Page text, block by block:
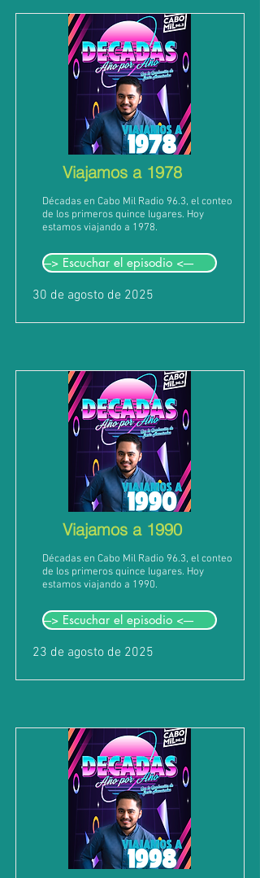
Viajamos a 1978
Décadas en Cabo Mil Radio 96.3, el conteo
de los primeros quince lugares. Hoy
estamos viajando a 1978.
---> Escuchar el episodio <----
30 de agosto de 2025
Viajamos a 1990
Décadas en Cabo Mil Radio 96.3, el conteo
de los primeros quince lugares. Hoy
estamos viajando a 1990.
---> Escuchar el episodio <----
23 de agosto de 2025